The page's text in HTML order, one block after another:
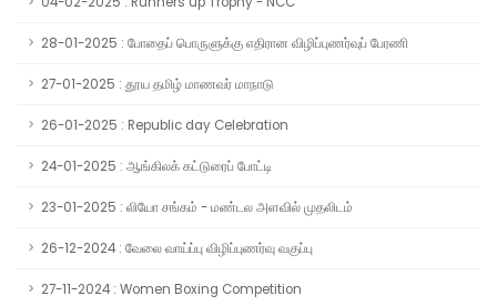
28-01-2025 : போதைப் பொருளுக்கு எதிரான விழிப்புணர்வுப் பேரணி
27-01-2025 : தூய தமிழ் மாணவர் மாநாடு
26-01-2025 : Republic day Celebration
24-01-2025 : ஆங்கிலக் கட்டுரைப் போட்டி
23-01-2025 : லியோ சங்கம் - மண்டல அளவில் முதலிடம்
26-12-2024 : வேலை வாய்ப்பு விழிப்புணர்வு வகுப்பு
27-11-2024 : Women Boxing Competition